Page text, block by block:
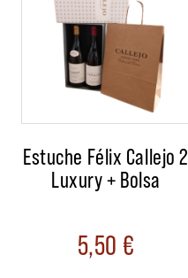
Estuche Félix Callejo 2
Luxury + Bolsa
5,50 €